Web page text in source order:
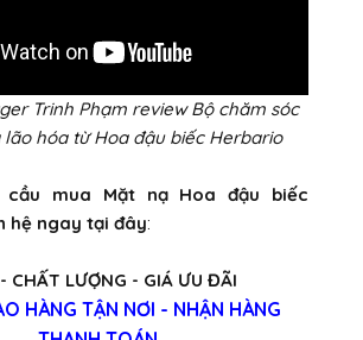
Trinh Phạm review Bộ chăm sóc
lão hóa từ Hoa đậu biếc Herbario
cầu mua Mặt nạ Hoa đậu biếc
hệ ngay tại đây:
CHẤT LƯỢNG - GIÁ ƯU ĐÃI
HÀNG TẬN NƠI - NHẬN HÀNG